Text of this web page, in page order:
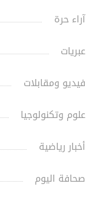
آراء حرة
عبريات
فيديو ومقابلات
علوم وتكنولوجيا
أخبار رياضية
صحافة اليوم